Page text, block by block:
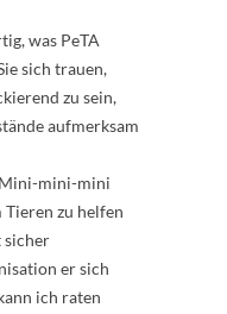
was PeTA
sich trauen,
zu sein,
aufmerksam
mini-mini
Tieren zu helfen
sicher
er sich
ich raten